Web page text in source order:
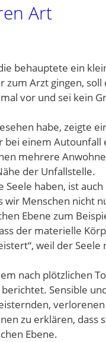
Art
behauptete ein
Arzt gingen, soll
vor und sei kein
habe, zeigte
einem Autounfall
mehrere
der Unfallstelle.
Seele haben, ist
wir Menschen nicht
Ebene zum
der materielle
weil der Seele
nach plötzlichen
Sensible
verlorenen
zu erklären, dass
Ebene.